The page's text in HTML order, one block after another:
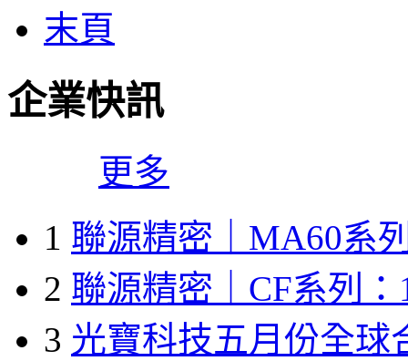
末頁
企業快訊
更多
1 聯源精密｜MA60系
2 聯源精密｜CF系列：
3 光寶科技五月份全球